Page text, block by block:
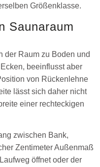
Größenklasse.
Saunaraum
der Raum zu Boden und
beeinflusst aber
von Rückenlehne
lässt sich daher nicht
einer rechteckigen
zwischen Bank,
Zentimeter Außenmaß
öffnet oder der